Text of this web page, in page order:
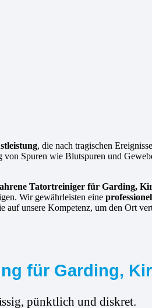
, die nach tragischen
Spuren wie Blutspuren und
Tatortreiniger für Garding,
Wir gewährleisten eine
auf unsere Kompetenz, um den Ort
für Garding,
pünktlich und diskret.